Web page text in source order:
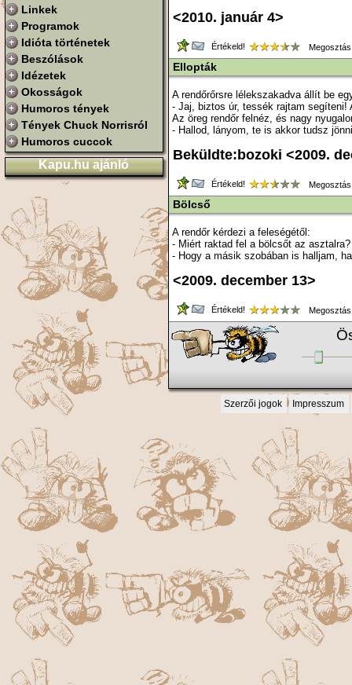
Linkek
Programok
Idióta történetek
Beszólások
Idézetek
Okosságok
Humoros tények
Tények Chuck Norrisról
Humoros cuccok
Kapu.hu ajánló
<2010. január 4>
Értékeld!
Ellopták
A rendőrőrsre lélekszakadva állít be
- Jaj, biztos úr, tessék rajtam segíteni!
Az öreg rendőr felnéz, és nagy
- Hallod, lányom, te is akkor tudsz
Beküldte:bozoki <2009.
Értékeld!
Bölcső
A rendőr kérdezi a feleségétől:
- Miért raktad fel a bölcsőt az asztalra?
- Hogy a másik szobában is halljam,
<2009. december 13>
Értékeld!
Szerzői jogok Impresszum